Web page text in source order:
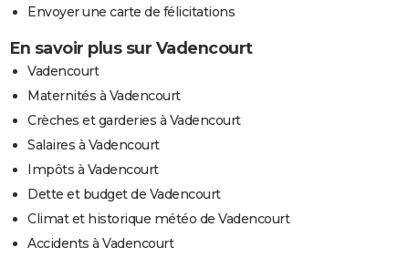
Envoyer une carte de félicitations
En savoir plus sur Vadencourt
Vadencourt
Maternités à Vadencourt
Crèches et garderies à Vadencourt
Salaires à Vadencourt
Impôts à Vadencourt
Dette et budget de Vadencourt
Climat et historique météo de Vadencourt
Accidents à Vadencourt